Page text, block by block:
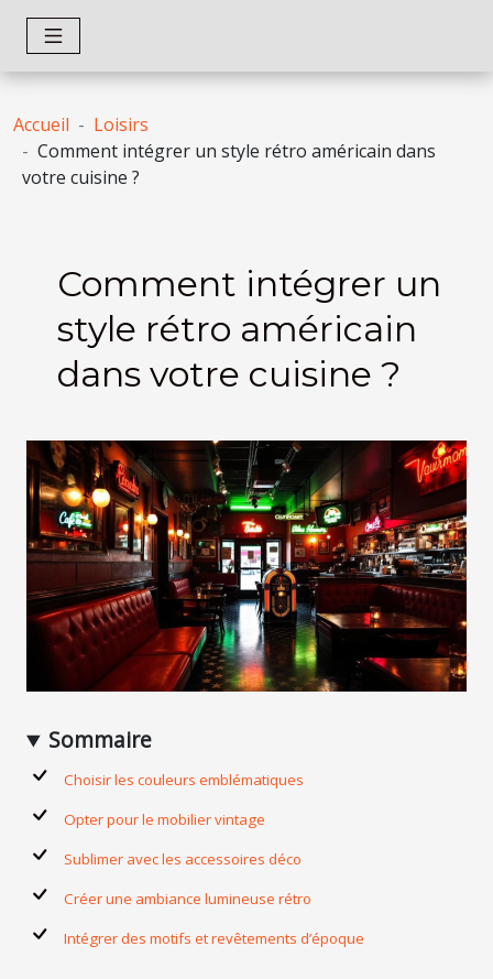
Accueil
Loisirs
Comment intégrer un style rétro américain dans
votre cuisine ?
Comment intégrer un
style rétro américain
dans votre cuisine ?
Sommaire
Choisir les couleurs emblématiques
Opter pour le mobilier vintage
Sublimer avec les accessoires déco
Créer une ambiance lumineuse rétro
Intégrer des motifs et revêtements d’époque